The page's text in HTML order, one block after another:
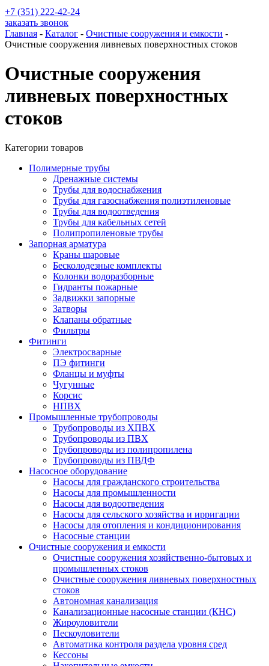
+7 (351) 222-42-24
заказать звонок
Главная - Каталог - Очистные сооружения и емкости -
Очистные сооружения ливневых поверхностных стоков
Очистные сооружения
ливневых поверхностных
стоков
Категории товаров
Полимерные трубы
Дренажные системы
Трубы для водоснабжения
Трубы для газоснабжения полиэтиленовые
Трубы для водоотведения
Трубы для кабельных сетей
Полипропиленовые трубы
Запорная арматура
Краны шаровые
Бесколодезные комплекты
Колонки водоразборные
Гидранты пожарные
Задвижки запорные
Затворы
Клапаны обратные
Фильтры
Фитинги
Электросварные
ПЭ фитинги
Фланцы и муфты
Чугунные
Корсис
НПВХ
Промышленные трубопроводы
Трубопроводы из ХПВХ
Трубопроводы из ПВХ
Трубопроводы из полипропилена
Трубопроводы из ПВДФ
Насосное оборудование
Насосы для гражданского строительства
Насосы для промышленности
Насосы для водоотведения
Насосы для сельского хозяйства и ирригации
Насосы для отопления и кондиционирования
Насосные станции
Очистные сооружения и емкости
Очистные сооружения хозяйственно-бытовых и
промышленных стоков
Очистные сооружения ливневых поверхностных
стоков
Автономная канализация
Канализационные насосные станции (КНС)
Жироуловители
Пескоуловители
Автоматика контроля раздела уровня сред
Кессоны